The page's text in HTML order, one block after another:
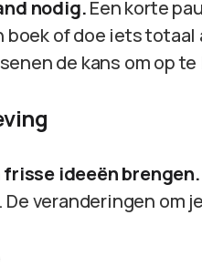
nodig.Een korte
of doe iets
de kans om op te
frisse ideeën brengen.
veranderingen om